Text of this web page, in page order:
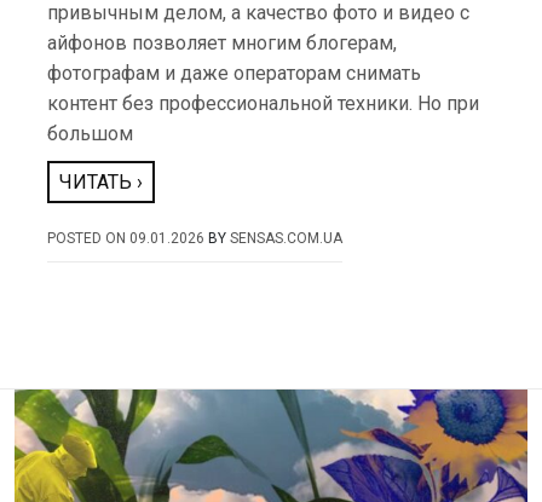
привычным делом, а качество фото и видео с
айфонов позволяет многим блогерам,
фотографам и даже операторам снимать
контент без профессиональной техники. Но при
большом
ЧИТАТЬ ›
POSTED ON 09.01.2026 BYSENSAS.COM.UA